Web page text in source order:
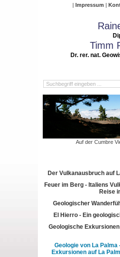
Impressum
Timm
Dr. rer. nat.
Auf der Cumbre
Der Vulkanausbruch auf
Feuer im Berg - Italiens
Reise
Geologischer
El Hierro - Ein
Geologische
Geologie von La Palma
Exkursionen auf La